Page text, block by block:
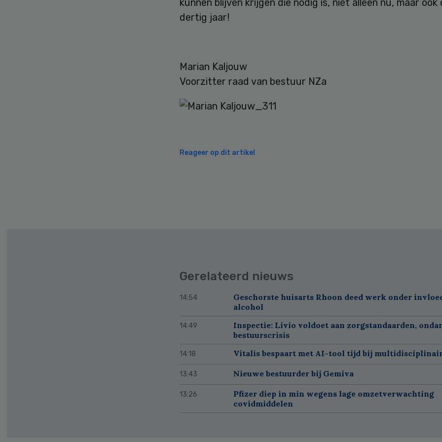
dertig jaar!
Marian Kaljouw
Voorzitter raad van bestuur NZa
Reageer op dit artikel
Gerelateerd nieuws
14:54
Geschorste huisarts Rhoon deed werk onder
alcohol
14:49
Inspectie: Livio voldoet aan zorgstandaarden,
bestuurscrisis
14:18 Vitalis bespaart met AI-tool tijd bij
13:43 Nieuwe bestuurder bij Gemiva
13:26
Pfizer diep in min wegens lage omzetverwachting
covidmiddelen